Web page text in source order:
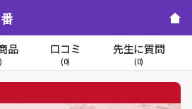
品 口コミ
(0)
先生に質問
(0)